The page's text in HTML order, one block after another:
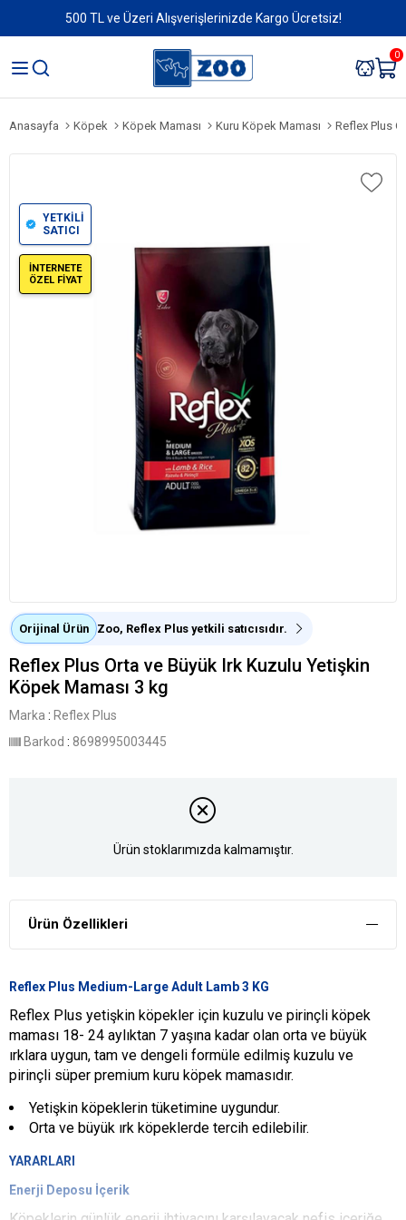
500 TL ve Üzeri Alışverişlerinizde Kargo Ücretsiz!
0
Anasayfa Köpek Köpek Maması Kuru Köpek Maması Reflex Plus
YETKİLİ
SATICI
İNTERNETE
ÖZEL FİYAT
Orijinal Ürün Zoo, Reflex Plus yetkili satıcısıdır.
Reflex Plus Orta ve Büyük Irk Kuzulu Yetişkin
Köpek Maması 3 kg
Marka : Reflex Plus
Barkod : 8698995003445
Ürün stoklarımızda kalmamıştır.
Ürün Özellikleri
Reflex Plus Medium-Large Adult Lamb 3 KG
Reflex Plus yetişkin köpekler için kuzulu ve pirinçli köpek
maması 18- 24 aylıktan 7 yaşına kadar olan orta ve büyük
ırklara uygun, tam ve dengeli formüle edilmiş kuzulu ve
pirinçli süper premium kuru köpek mamasıdır.
Yetişkin köpeklerin tüketimine uygundur.
Orta ve büyük ırk köpeklerde tercih edilebilir.
YARARLARI
Enerji Deposu İçerik